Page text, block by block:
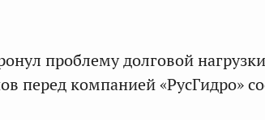
проблему долговой
перед компанией «РусГидро»